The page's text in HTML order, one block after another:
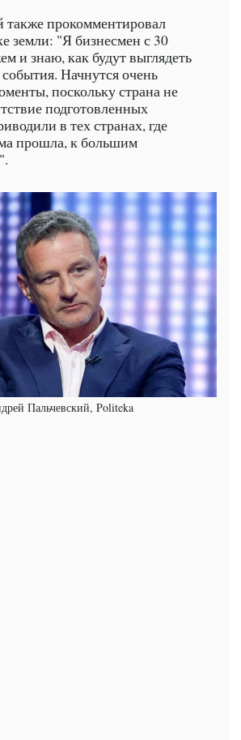
также прокомментировал
земли: "Я бизнесмен с 30
и знаю, как будут выглядеть
Начнутся очень
поскольку страна не
подготовленных
в тех странах, где
прошла, к большим
Пальчевский, Politeka